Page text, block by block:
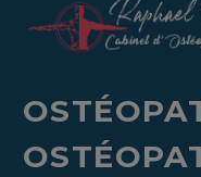
OSTÉ
OSTÉ